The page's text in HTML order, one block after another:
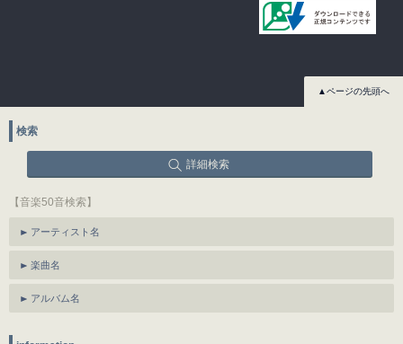
▲ページの先頭へ
検索
詳細検索
【音楽50音検索】
アーティスト名
楽曲名
アルバム名